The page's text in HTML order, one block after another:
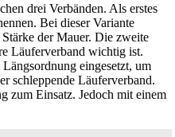
drei Verbänden. Als erstes
Bei dieser Variante
der Mauer. Die zweite
Läuferverband wichtig ist.
eingesetzt, um
schleppende Läuferverband.
zum Einsatz. Jedoch mit einem